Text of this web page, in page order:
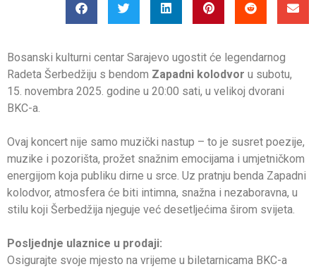
Bosanski kulturni centar Sarajevo ugostit će legendarnog
Radeta Šerbedžiju s bendom Zapadni kolodvor u subotu,
15. novembra 2025. godine u 20:00 sati, u velikoj dvorani
BKC-a.
Ovaj koncert nije samo muzički nastup – to je susret poezije,
muzike i pozorišta, prožet snažnim emocijama i umjetničkom
energijom koja publiku dirne u srce. Uz pratnju benda Zapadni
kolodvor, atmosfera će biti intimna, snažna i nezaboravna, u
stilu koji Šerbedžija njeguje već desetljećima širom svijeta.
Posljednje ulaznice u prodaji:
Osigurajte svoje mjesto na vrijeme u biletarnicama BKC-a